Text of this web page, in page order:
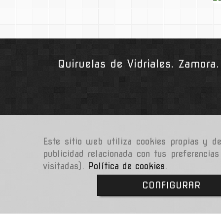
Este sitio web utiliza cookies propias y
publicidad relacionada con tus
visitadas). Política de cookies.
CONFIGURAR
Quiruelas de Vidriales.